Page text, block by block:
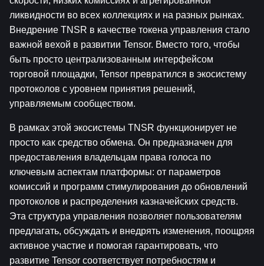
ликвидности во всех коллекциях и на разных рынках.
Внедрение TNSR в качестве токена управления стало
важной вехой в развитии Tensor. Вместо того, чтобы
быть просто централизованным интерфейсом
торговой площадки, Tensor превратился в экосистему
протоколов с уровнем принятия решений,
управляемым сообществом.
В рамках этой экосистемы TNSR функционирует не
просто как средство обмена. Он предназначен для
предоставления владельцам права голоса по
ключевым аспектам платформы: от параметров
комиссий и программ стимулирования до обновлений
протоколов и распределения казначейских средств.
Эта структура управления позволяет пользователям
предлагать, обсуждать и внедрять изменения, поощряя
активное участие и помогая гарантировать, что
развитие Tensor соответствует потребностям и